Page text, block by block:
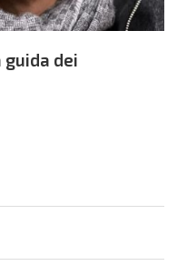
dei